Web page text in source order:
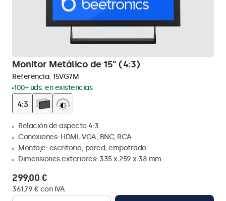
Monitor Metálico de 15" (4:3)
Referencia: 15VG7M
100+ uds. en existencias
Relación de aspecto 4:3
Conexiones: HDMI, VGA, BNC, RCA
Montaje: escritorio, pared, empotrado
Dimensiones exteriores: 335 x 259 x 38 mm
299,00 €
361,79 € con IVA